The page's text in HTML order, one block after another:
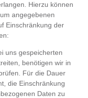
Hierzu können
angegebenen
Einschränkung der
uns gespeicherten
benötigen wir in
Für die Dauer
die Einschränkung
Daten zu